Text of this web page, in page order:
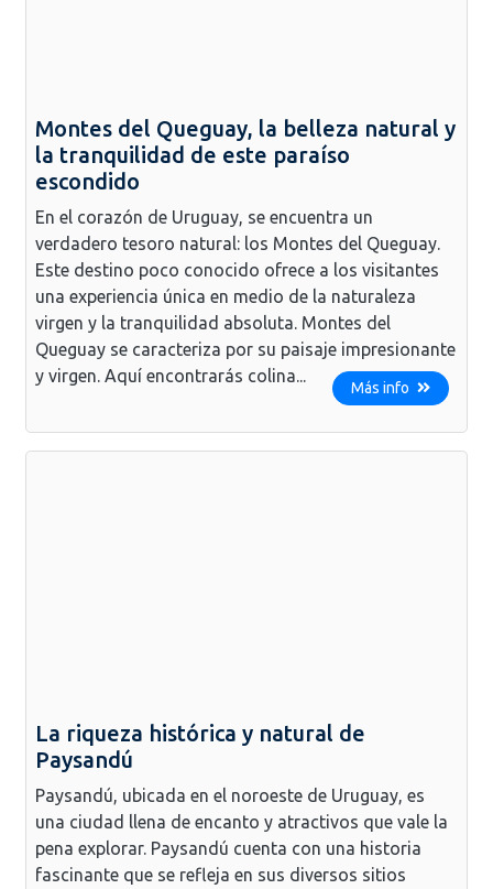
Montes del Queguay, la belleza natural y
la tranquilidad de este paraíso
escondido
En el corazón de Uruguay, se encuentra un
verdadero tesoro natural: los Montes del Queguay.
Este destino poco conocido ofrece a los visitantes
una experiencia única en medio de la naturaleza
virgen y la tranquilidad absoluta. Montes del
Queguay se caracteriza por su paisaje impresionante
y virgen. Aquí encontrarás colina...
Más info
La riqueza histórica y natural de
Paysandú
Paysandú, ubicada en el noroeste de Uruguay, es
una ciudad llena de encanto y atractivos que vale la
pena explorar. Paysandú cuenta con una historia
fascinante que se refleja en sus diversos sitios